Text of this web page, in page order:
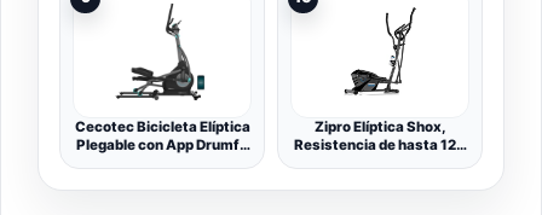
Compatible con Kinomap
& Zwift, Soporte para
Tablet, Fácil Montaje,
Fitness en Casa
Sensor de Pulso y
Pantalla LCD, Elíptica de
Fitness Cardio (Verde)
Cecotec Bicicleta Elíptica
Plegable con App Drumfit
Zipro Elíptica Shox,
Resistencia de hasta 120